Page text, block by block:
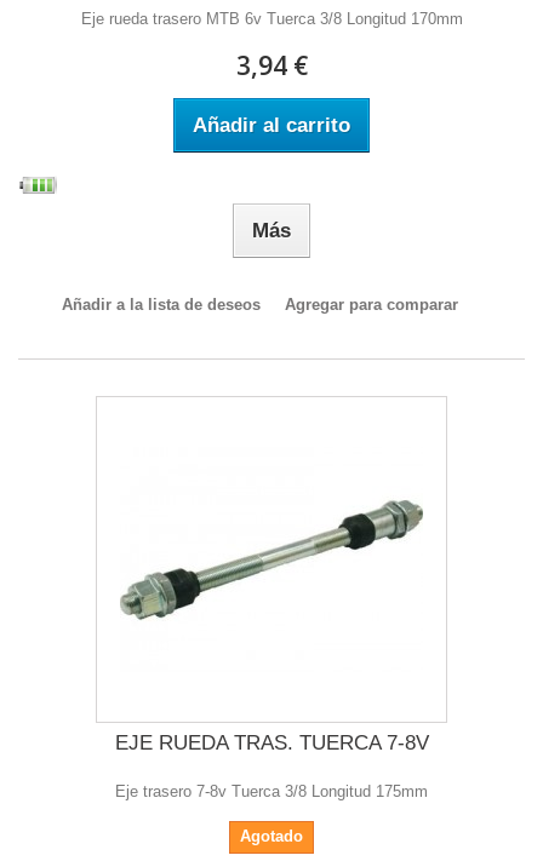
Eje rueda trasero MTB 6v Tuerca 3/8 Longitud 170mm
3,94 €
Añadir al carrito
Más
Añadir a la lista de deseos Agregar para comparar
EJE RUEDA TRAS. TUERCA 7-8V
Eje trasero 7-8v Tuerca 3/8 Longitud 175mm
Agotado